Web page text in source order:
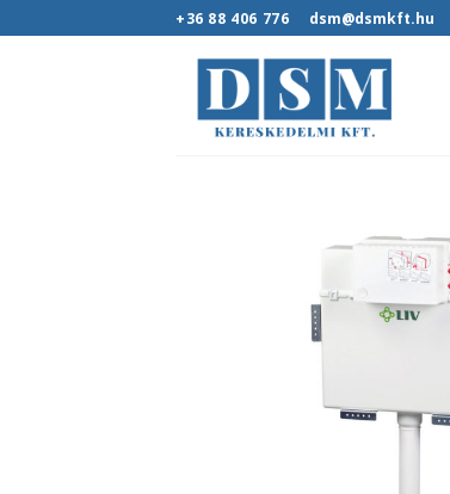
to
+36 88 406 776 dsm@dsmkft.hu